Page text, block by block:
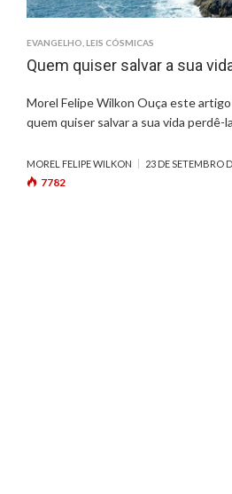
EVANGELHO LEIS CÓSMICAS
Quem quiser salvar a sua
Morel Felipe Wilkon Ouça este
quem quiser salvar a sua vida perdê-
MOREL FELIPE WILKON 23 DE SETEMBRO
7782